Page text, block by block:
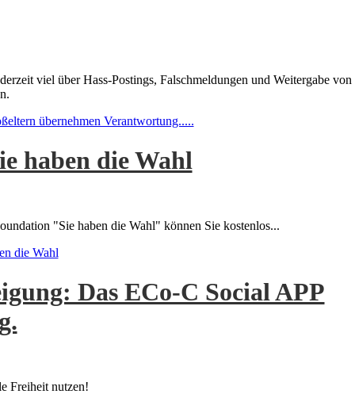
viel über Hass-Postings, Falschmeldungen und Weitergabe von
übernehmen Verantwortung.....
haben die Wahl
"Sie haben die Wahl" können Sie kostenlos...
die Wahl
Das ECo-C Social APP
Freiheit nutzen!